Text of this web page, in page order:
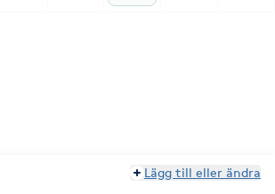
Lägg till eller ändra